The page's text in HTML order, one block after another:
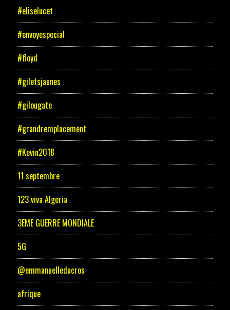
#eliselucet
#envoyespecial
#floyd
#giletsjaunes
#gilougate
#grandremplacement
#Kevin2018
11 septembre
123 viva Algeria
3EME GUERRE MONDIALE
5G
@emmanuelleducros
afrique